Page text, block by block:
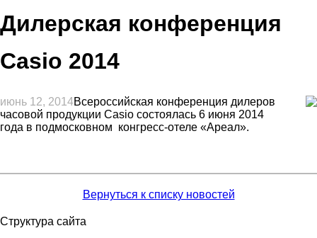
Дилерская конференция
Casio 2014
июнь 12, 2014Всероссийская конференция дилеров
часовой продукции Casio состоялась 6 июня 2014
года в подмосковном конгресс-отеле «Ареал».
Вернуться к списку новостей
Структура сайта